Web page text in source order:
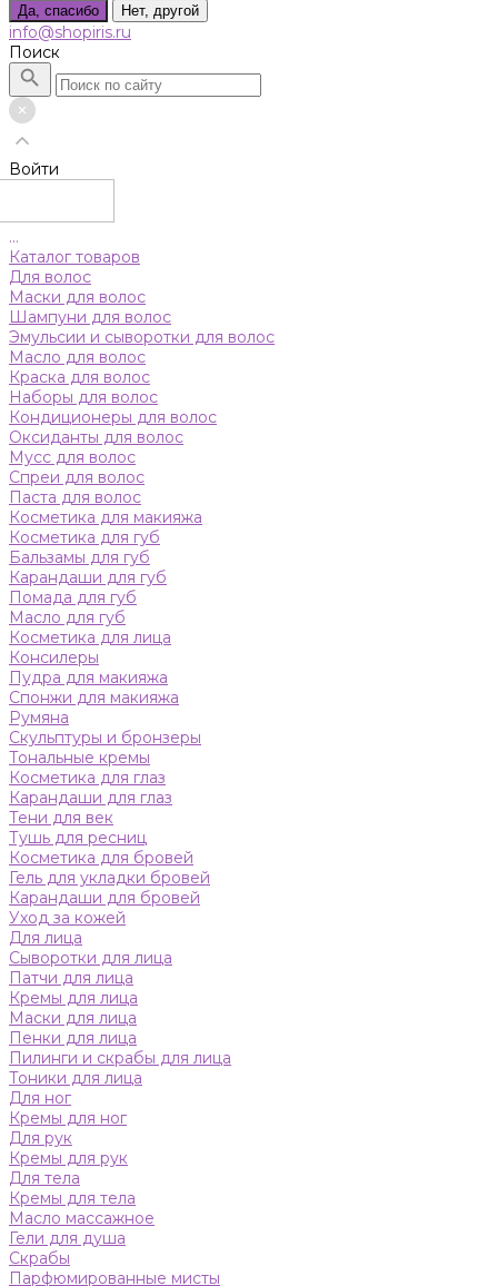
Да, спасибо Нет, другой
info@shopiris.ru
Поиск
Войти
...
Каталог товаров
Для волос
Маски для волос
Шампуни для волос
Эмульсии и сыворотки для волос
Масло для волос
Краска для волос
Наборы для волос
Кондиционеры для волос
Оксиданты для волос
Мусс для волос
Спреи для волос
Паста для волос
Косметика для макияжа
Косметика для губ
Бальзамы для губ
Карандаши для губ
Помада для губ
Масло для губ
Косметика для лица
Консилеры
Пудра для макияжа
Спонжи для макияжа
Румяна
Скульптуры и бронзеры
Тональные кремы
Косметика для глаз
Карандаши для глаз
Тени для век
Тушь для ресниц
Косметика для бровей
Гель для укладки бровей
Карандаши для бровей
Уход за кожей
Для лица
Сыворотки для лица
Патчи для лица
Кремы для лица
Маски для лица
Пенки для лица
Пилинги и скрабы для лица
Тоники для лица
Для ног
Кремы для ног
Для рук
Кремы для рук
Для тела
Кремы для тела
Масло массажное
Гели для душа
Скрабы
Парфюмированные мисты